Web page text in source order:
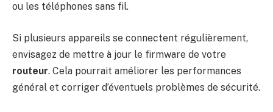
ou les téléphones sans fil.
Si plusieurs appareils se connectent régulièrement,
envisagez de mettre à jour le firmware de votre
routeur. Cela pourrait améliorer les performances
général et corriger d’éventuels problèmes de sécurité.